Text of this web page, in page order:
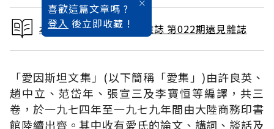
喜歡這篇文章嗎 ?
登入 後立即收藏 !
本文出自 1988 / 4月號雜誌 第022期遠見雜誌
「愛因斯坦文集」(以下簡稱「愛集」)由許良英、
趙中立、范岱年、張宣三及李寶恒等編譯，共三
卷，於一九七四年至一九七九年間由大陸商務印書
館陸續出齊。其中收有愛氏的論文、講詞、談話及